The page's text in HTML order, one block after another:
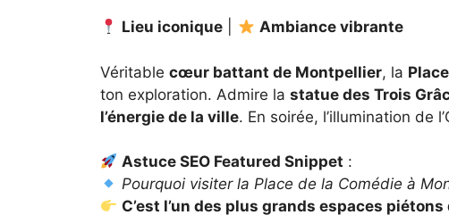
Lieu iconique Ambiance vibrante
Véritable cœur battant de Montpellier, la
ton exploration. Admire la statue des Trois
l’énergie de la ville. En soirée, l’illumination de
Astuce SEO Featured Snippet :
Pourquoi visiter la Place de la Comédie à
C’est l’un des plus grands espaces